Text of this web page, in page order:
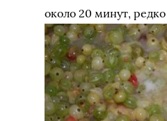
около 20 минут,